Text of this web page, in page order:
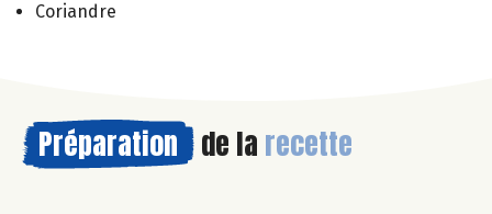
Coriandre
Préparation de la recette